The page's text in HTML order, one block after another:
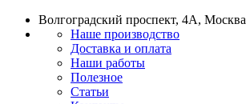
Волгоградский проспект, 4А, Москва
Наше производство
Доставка и оплата
Наши работы
Полезное
Статьи